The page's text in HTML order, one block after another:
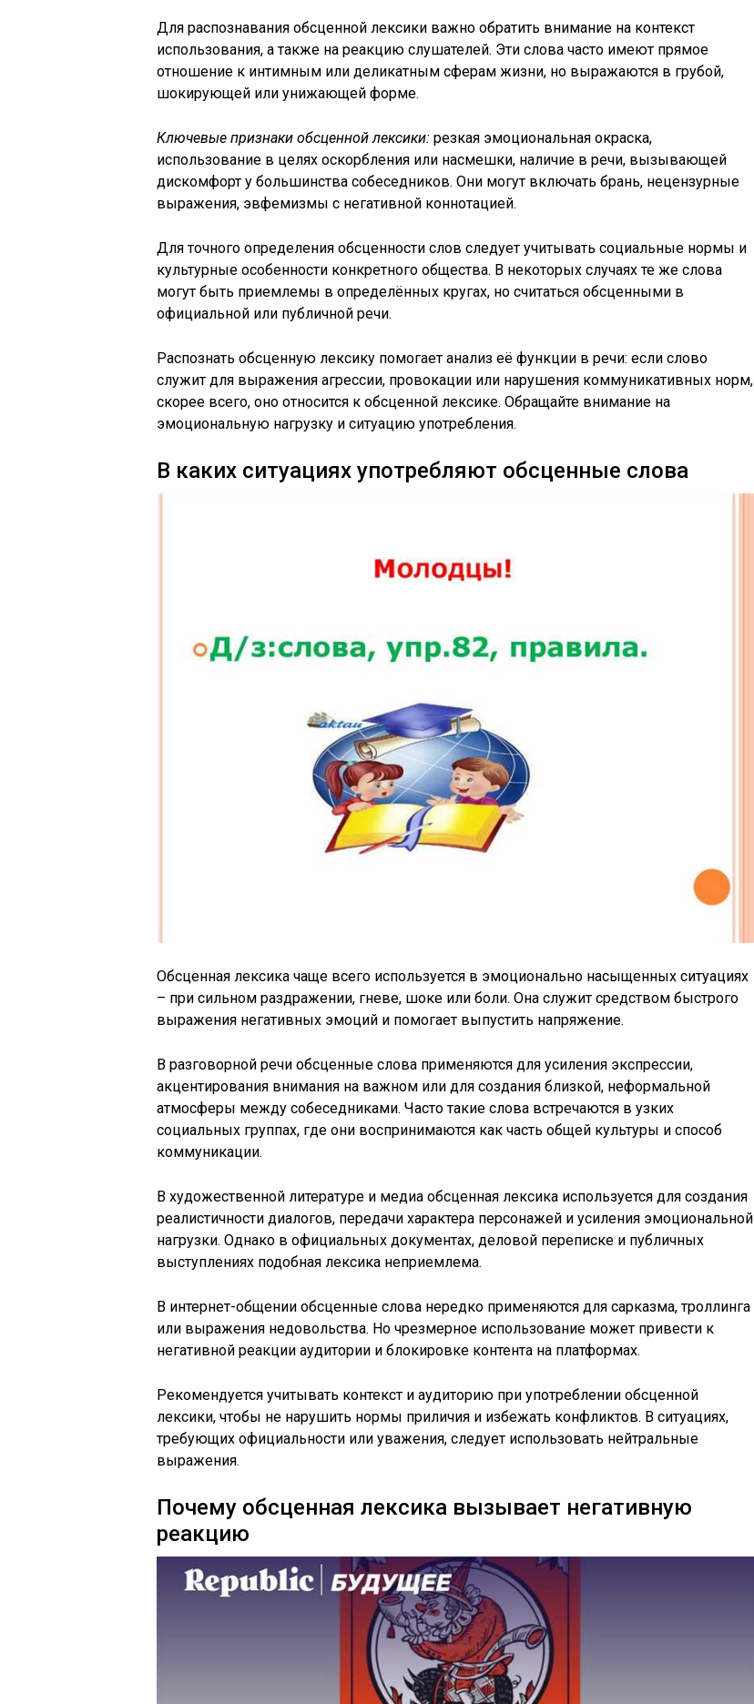
Для распознавания обсценной лексики важно обратить внимание на контекст
использования, а также на реакцию слушателей. Эти слова часто имеют прямое
отношение к интимным или деликатным сферам жизни, но выражаются в грубой,
шокирующей или унижающей форме.
Ключевые признаки обсценной лексики: резкая эмоциональная окраска,
использование в целях оскорбления или насмешки, наличие в речи, вызывающей
дискомфорт у большинства собеседников. Они могут включать брань, нецензурные
выражения, эвфемизмы с негативной коннотацией.
Для точного определения обсценности слов следует учитывать социальные нормы и
культурные особенности конкретного общества. В некоторых случаях те же слова
могут быть приемлемы в определённых кругах, но считаться обсценными в
официальной или публичной речи.
Распознать обсценную лексику помогает анализ её функции в речи: если слово
служит для выражения агрессии, провокации или нарушения коммуникативных норм,
скорее всего, оно относится к обсценной лексике. Обращайте внимание на
эмоциональную нагрузку и ситуацию употребления.
В каких ситуациях употребляют обсценные слова
Обсценная лексика чаще всего используется в эмоционально насыщенных ситуациях
– при сильном раздражении, гневе, шоке или боли. Она служит средством быстрого
выражения негативных эмоций и помогает выпустить напряжение.
В разговорной речи обсценные слова применяются для усиления экспрессии,
акцентирования внимания на важном или для создания близкой, неформальной
атмосферы между собеседниками. Часто такие слова встречаются в узких
социальных группах, где они воспринимаются как часть общей культуры и способ
коммуникации.
В художественной литературе и медиа обсценная лексика используется для создания
реалистичности диалогов, передачи характера персонажей и усиления эмоциональной
нагрузки. Однако в официальных документах, деловой переписке и публичных
выступлениях подобная лексика неприемлема.
В интернет-общении обсценные слова нередко применяются для сарказма, троллинга
или выражения недовольства. Но чрезмерное использование может привести к
негативной реакции аудитории и блокировке контента на платформах.
Рекомендуется учитывать контекст и аудиторию при употреблении обсценной
лексики, чтобы не нарушить нормы приличия и избежать конфликтов. В ситуациях,
требующих официальности или уважения, следует использовать нейтральные
выражения.
Почему обсценная лексика вызывает негативную
реакцию